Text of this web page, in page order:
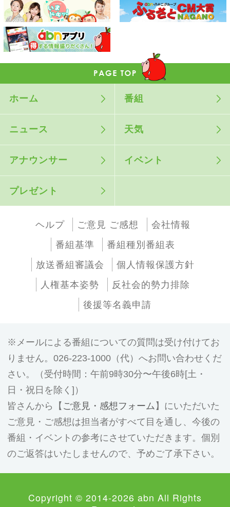
ホーム 番組
ニュース 天気
アナウンサー イベント
プレゼント
ヘルプ ご意見 ご感想
会社情報
番組基準
番組種別番組表
放送番組審議会
個人情報保護方針
人権基本姿勢
反社会的勢力排除
後援等名義申請
メールによる番組についての質問は受け付けてお
りません。026-223-1000（代）へお問い合わせくだ
さい。（受付時間：午前9時30分〜午後6時[土・
日・祝日を除く]）
皆さんから【 ご意見・感想フォーム 】にいただいた
ご意見・ご感想は担当者がすべて目を通し、今後の
番組・イベントの参考にさせていただきます。個別
のご返答はいたしませんので、予めご了承下さい。
Copyright © 2014-2026 abn All Rights